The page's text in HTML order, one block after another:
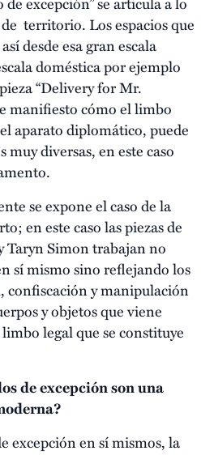
territorio. Los espacios que
desde esa gran escala
doméstica por ejemplo
“Delivery for Mr.
manifiesto cómo el limbo
aparato diplomático, puede
diversas, en este caso
se expone el caso de la
en este caso las piezas de
Simon trabajan no
sí mismo sino reflejando los
confiscación y manipulación
y objetos que viene
legal que se constituye
de excepción son una
excepción en sí mismos, la